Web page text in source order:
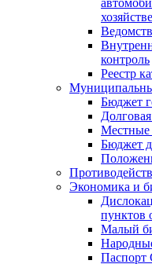
хозяйстве
контроль
Реестр
Бюджет
Местные
Бюджет
Экономика и
пунктов
Малый
Паспорт